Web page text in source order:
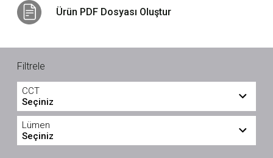
Ürün PDF Dosyası Oluştur
Filtrele
CCT
Seçiniz
3000
Lümen
Seçiniz